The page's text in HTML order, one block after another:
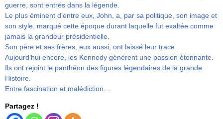
guerre, sont entrés dans la légende.
Le plus éminent d’entre eux, John, a, par sa politique, son image et
son style, marqué cette époque durant laquelle fut exaltée comme
jamais la grandeur présidentielle.
Son père et ses frères, eux aussi, ont laissé leur trace.
Aujourd’hui encore, les Kennedy génèrent une passion étonnante.
Ils ont rejoint le panthéon des figures légendaires de la grande
Histoire.
Entre fascination et malédiction…
Partagez !